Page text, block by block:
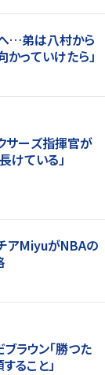
…弟は八村から
っていけたら」
サーズ指揮官が
けている」
アMiyuがNBAの
ラウン「勝つた
ること」